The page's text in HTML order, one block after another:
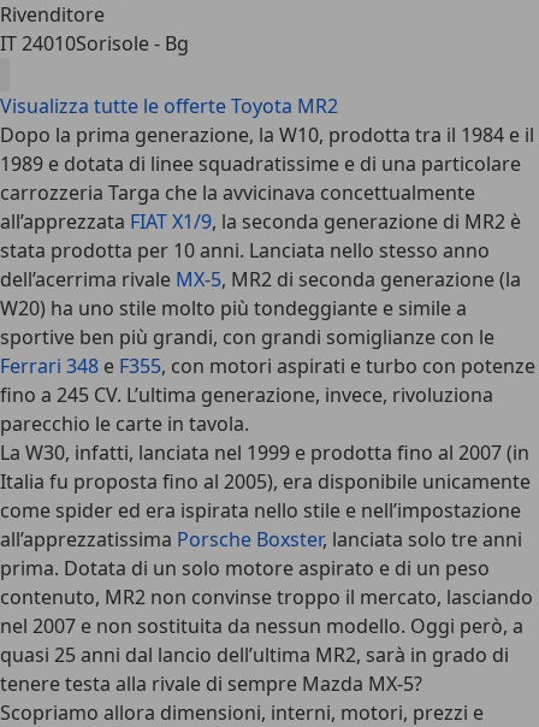
Rivenditore
IT 24010Sorisole - Bg
Visualizza tutte le offerte Toyota MR2
Dopo la prima generazione, la W10, prodotta tra il 1984 e il
1989 e dotata di linee squadratissime e di una particolare
carrozzeria Targa che la avvicinava concettualmente
all’apprezzata FIAT X1/9, la seconda generazione di MR2 è
stata prodotta per 10 anni. Lanciata nello stesso anno
dell’acerrima rivale MX-5, MR2 di seconda generazione (la
W20) ha uno stile molto più tondeggiante e simile a
sportive ben più grandi, con grandi somiglianze con le
Ferrari 348 e F355, con motori aspirati e turbo con potenze
fino a 245 CV. L’ultima generazione, invece, rivoluziona
parecchio le carte in tavola.
La W30, infatti, lanciata nel 1999 e prodotta fino al 2007 (in
Italia fu proposta fino al 2005), era disponibile unicamente
come spider ed era ispirata nello stile e nell’impostazione
all’apprezzatissima Porsche Boxster, lanciata solo tre anni
prima. Dotata di un solo motore aspirato e di un peso
contenuto, MR2 non convinse troppo il mercato, lasciando
nel 2007 e non sostituita da nessun modello. Oggi però, a
quasi 25 anni dal lancio dell’ultima MR2, sarà in grado di
tenere testa alla rivale di sempre Mazda MX-5?
Scopriamo allora dimensioni, interni, motori, prezzi e